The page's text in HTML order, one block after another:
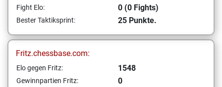
Fight Elo: 0 (0 Fights)
Bester Taktiksprint: 25 Punkte.
Fritz.chessbase.com:
Elo gegen Fritz: 1548
Gewinnpartien Fritz: 0